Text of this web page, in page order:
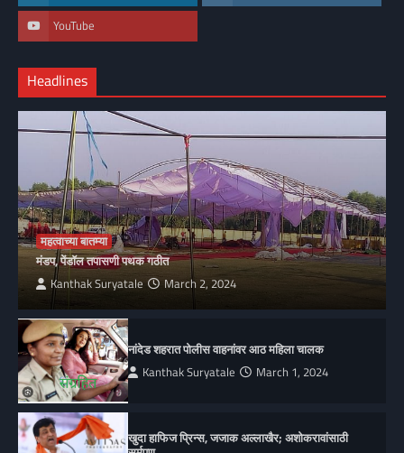
YouTube
Headlines
महत्वाच्या बातम्या
मंडप, पेंडॉल तपासणी पथक गठीत
Kanthak Suryatale March 2, 2024
नांदेड शहरात पोलीस वाहनांवर आठ महिला चालक
Kanthak Suryatale March 1, 2024
खुदा हाफिज प्रिन्स, जजाक अल्लाखैर; अशोकरावांसाठी